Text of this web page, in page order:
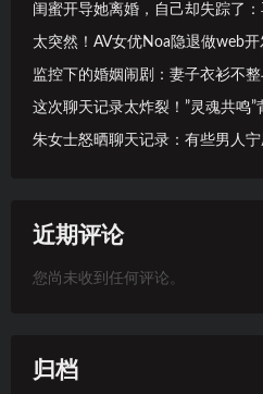
闺蜜开导她离婚，自己却失踪了
太突然！AV女优Noa隐退做web
监控下的婚姻闹剧：妻子衣衫不
这次聊天记录太炸裂！”灵魂共鸣
朱女士怒晒聊天记录：有些男人
近期评论
您尚未收到任何评论。
归档